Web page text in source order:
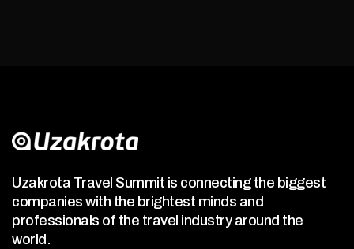
Uzakrota Travel Summit is connecting the biggest
companies with the brightest minds and
professionals of the travel industry around the
world.